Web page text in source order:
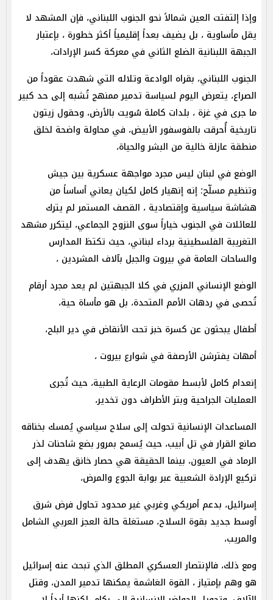
وإذا إلتفتت العين شمالاً نحو الجنوب اللبناني، فإن المشهد لا
يقل مأساوية ، بل يضيف بعداً إقليمياً أكثر خطورة ، بإعتبار
الجبهة اللبنانية الضلع الثاني في معركة كسر الإرادات،
الجنوب اللبناني، بقراه الوادعة وتلاله التي شهدت عقوداً من
الصراع، يتعرض اليوم لسياسة تدمير ممنهج تُشبه إلى حد كبير
ما جرى في غزة ، بلدات كاملة سُويت بالأرض، وحقول زيتون
تاريخية أُحرقت بالفوسفور الأبيض، في محاولة واضحة لخلق
منطقة عازلة خالية من البشر والحياة،
الوضع في لبنان ليس مجرد مواجهة عسكرية بين جيش
وتنظيم مسلّح؛ إنه إنهيار كامل لكيان يعاني أساساً من
هشاشة سياسية وإقتصادية ، القصف المستمر لم يترك
للعائلات في الجنوب خياراً سوى النزوح الجماعي، ليتكرر مشهد
التغريبة الفلسطينية برداء لبناني، حيث تكتظ المدارس
والساحات العامة في بيروت والجبل بآلاف المشردين ،
الوضع الإنساني المزري في كلا الجبهتين لم يعد مجرد أرقام
تُحصى في ردهات الأمم المتحدة، بل هو مأساة حية،
أطفال يبحثون عن كسرة خبز تحت الأنقاض في دير البلح،
أمهات يفترشن الأرصفة في شوارع بيروت ،
إنعدام كامل لأبسط مقومات الرعاية الطبية، حيث تُجرى
العمليات الجراحية وبتر الأطراف دون تخدير،
المساعدات الإنسانية تحولت إلى سلاح سياسي يُمسك بخناقه
صانع القرار في تل أبيب، حيث يُسمح بمرور بضع شاحنات لذر
الرماد في العيون، بينما الحقيقة هي حصار خانق يهدف إلى
تركيع الإرادة الشعبية عبر بوابة الجوع والمرض،
إسرائيل، بدعم أمريكي وغربي غير محدود تحاول فرض شرق
أوسط جديد بقوة السلاح، مستغلة حالة العجز العربي الشامل
والمريب،
ومع ذلك، فالإنتصار العسكري المطلق الذي تبحث عنه إسرائيل
هو وهم بإمتياز ، القوة الغاشمة يمكنها تدمير المدن، وقتل